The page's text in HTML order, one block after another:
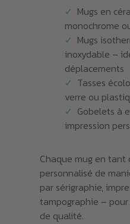
Mugs en
monochrome
Mugs
inoxydable –
déplacements
Tasses
verre ou
Gobelets à
impression
Chaque mug en tant
personnalisé de
par sérigraphie,
tampographie –
de qualité.